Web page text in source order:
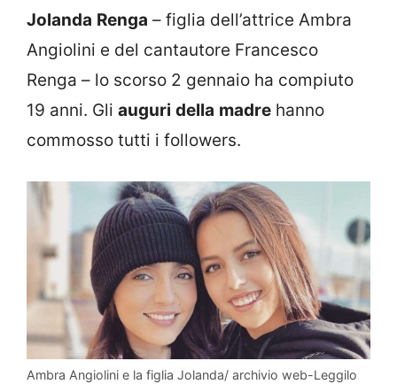
Jolanda Renga – figlia dell’attrice Ambra
Angiolini e del cantautore Francesco
Renga – lo scorso 2 gennaio ha compiuto
19 anni. Gli auguri della madre hanno
commosso tutti i followers.
Ambra Angiolini e la figlia Jolanda/ archivio web-Leggilo